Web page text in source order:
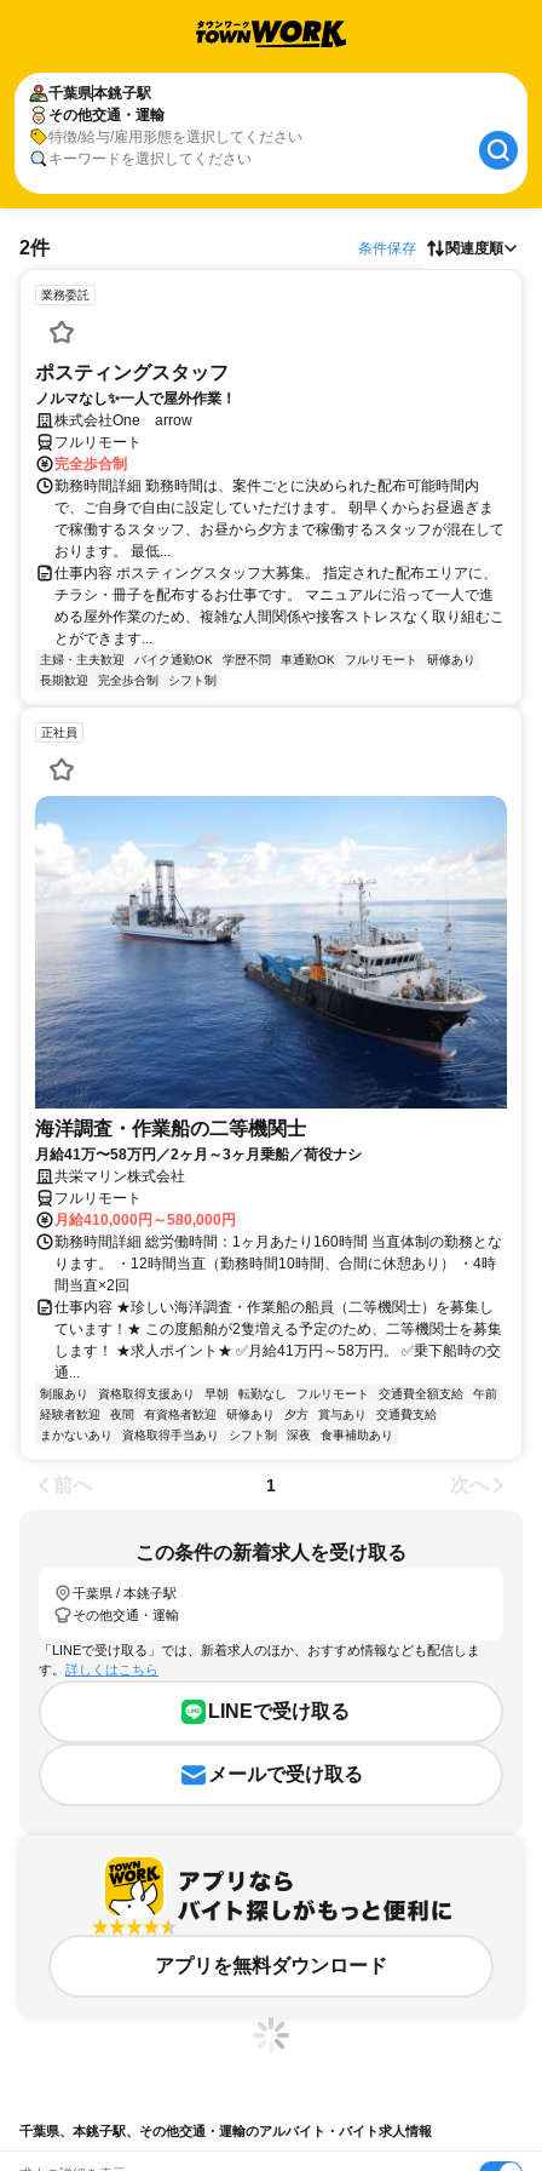
千葉県本銚子駅
その他交通・運輸
特徴/給与/雇用形態を選択してください
キーワードを選択してください
2件 条件保存 関連度順
業務委託
ポスティングスタッフ
ノルマなし✨一人で屋外作業！
株式会社One arrow
フルリモート
完全歩合制
勤務時間詳細 勤務時間は、案件ごとに決められた配布可能時間内
で、ご自身で自由に設定していただけます。 朝早くからお昼過ぎま
で稼働するスタッフ、お昼から夕方まで稼働するスタッフが混在して
おります。 最低...
仕事内容 ポスティングスタッフ大募集。 指定された配布エリアに、
チラシ・冊子を配布するお仕事です。 マニュアルに沿って一人で進
める屋外作業のため、複雑な人間関係や接客ストレスなく取り組むこ
とができます...
主婦・主夫歓迎 バイク通勤OK 学歴不問 車通勤OK フルリモート
研修あり
長期歓迎
完全歩合制 シフト制
正社員
海洋調査・作業船の二等機関士
月給41万〜58万円／2ヶ月～3ヶ月乗船／荷役ナシ
共栄マリン株式会社
フルリモート
月給410,000円～580,000円
勤務時間詳細 総労働時間：1ヶ月あたり160時間 当直体制の勤務とな
ります。 ・12時間当直（勤務時間10時間、合間に休憩あり） ・4時
間当直×2回
仕事内容 ★珍しい海洋調査・作業船の船員（二等機関士）を募集し
ています！★ この度船舶が2隻増える予定のため、二等機関士を募集
します！ ★求人ポイント★ ✅月給41万円～58万円。 ✅乗下船時の交
通...
制服あり 資格取得支援あり 早朝 転勤なし フルリモート 交通費全額支給
午前
経験者歓迎
夜間 有資格者歓迎 研修あり 夕方 賞与あり
交通費支給
まかないあり
資格取得手当あり シフト制 深夜 食事補助あり
前へ 1 次へ
この条件の新着求人を受け取る
千葉県 / 本銚子駅
その他交通・運輸
「LINEで受け取る」では、新着求人のほか、おすすめ情報なども配信しま
す。 詳しくはこちら
LINEで受け取る
メールで受け取る
アプリを無料ダウンロード
千葉県、本銚子駅、その他交通・運輸のアルバイト・バイト求人情報